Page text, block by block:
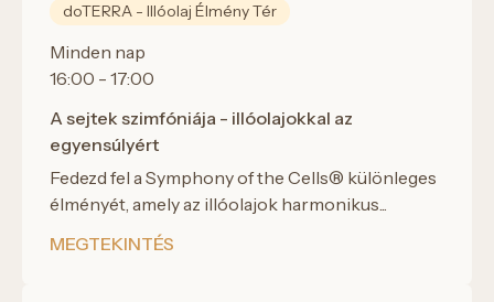
doTERRA - Illóolaj Élmény Tér
Minden nap
16:00 - 17:00
A sejtek szimfóniája - illóolajokkal az
egyensúlyért
Fedezd fel a Symphony of the Cells® különleges
élményét, amely az illóolajok harmonikus...
MEGTEKINTÉS